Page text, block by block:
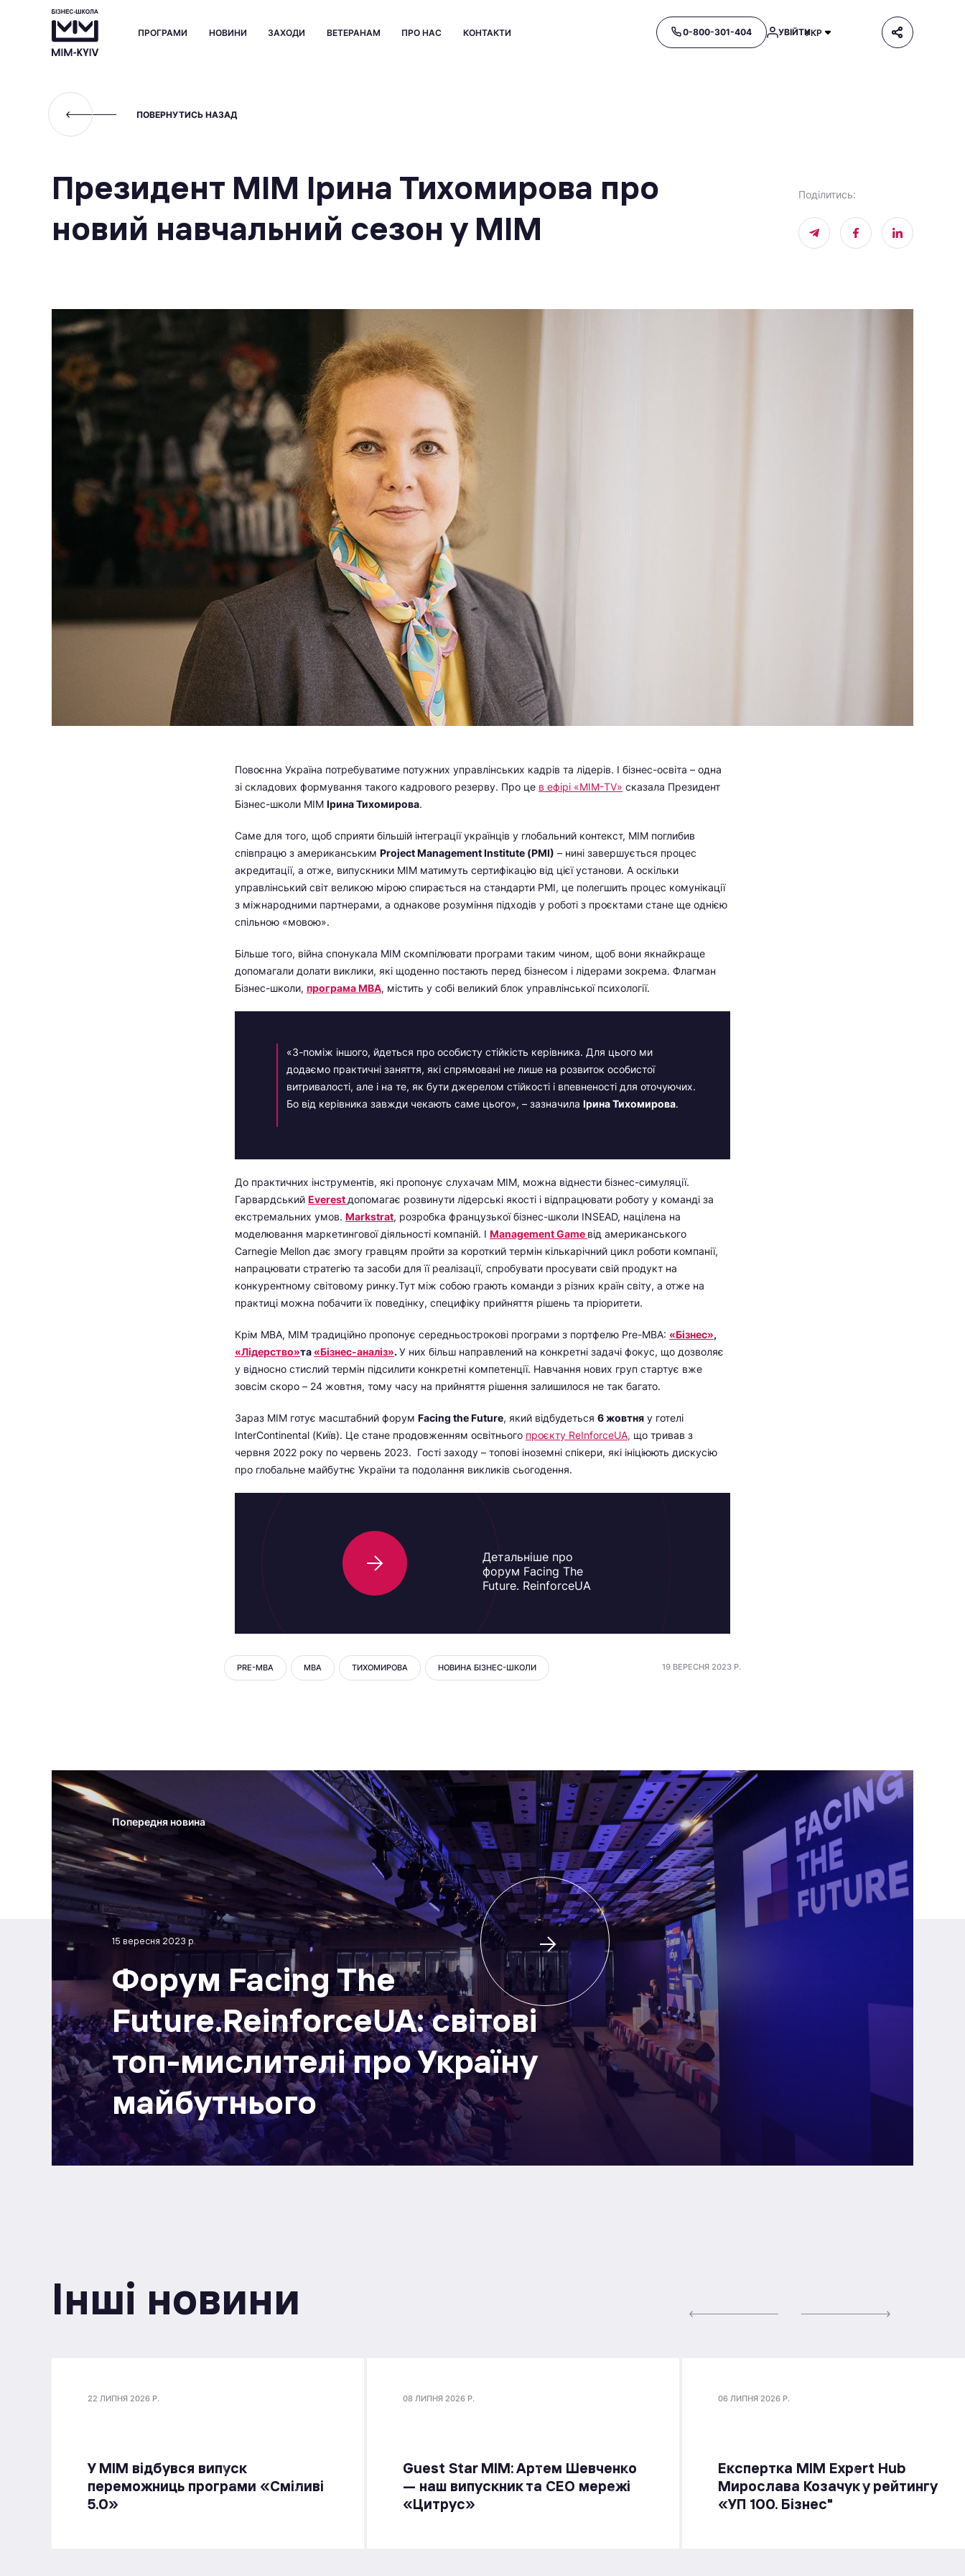
ПРОГРАМИ НОВИНИ ЗАХОДИ ВЕТЕРАНАМ ПРО НАС КОНТАКТИ 0-800-301-404 УВІЙТИУКР
ПОВЕРНУТИСЬ НАЗАД
Президент МІМ Ірина Тихомирова про
новий навчальний сезон у МІМ
Поділитись:
Повоєнна Україна потребуватиме потужних управлінських кадрів та лідерів. І бізнес-освіта – одна
зі складових формування такого кадрового резерву. Про це в ефірі «МІМ-TV» сказала Президент
Бізнес-школи МІМ Ірина Тихомирова.
Саме для того, щоб сприяти більшій інтеграції українців у глобальний контекст, МІМ поглибив
співпрацю з американським Project Management Institute (PMI) – нині завершується процес
акредитації, а отже, випускники МІМ матимуть сертифікацію від цієї установи. А оскільки
управлінський світ великою мірою спирається на стандарти РМІ, це полегшить процес комунікації
з міжнародними партнерами, а однакове розуміння підходів у роботі з проєктами стане ще однією
спільною «мовою».
Більше того, війна спонукала МІМ скомпілювати програми таким чином, щоб вони якнайкраще
допомагали долати виклики, які щоденно постають перед бізнесом і лідерами зокрема. Флагман
Бізнес-школи, програма МВА, містить у собі великий блок управлінської психології.
«З-поміж іншого, йдеться про особисту стійкість керівника. Для цього ми
додаємо практичні заняття, які спрямовані не лише на розвиток особистої
витривалості, але і на те, як бути джерелом стійкості і впевненості для оточуючих.
Бо від керівника завжди чекають саме цього», – зазначила Ірина Тихомирова.
До практичних інструментів, які пропонує слухачам МІМ, можна віднести бізнес-симуляції.
Гарвардський Everest допомагає розвинути лідерські якості і відпрацювати роботу у команді за
екстремальних умов. Markstrat, розробка французької бізнес-школи INSEAD, націлена на
моделювання маркетингової діяльності компаній. І Management Game від американського
Carnegie Mellon дає змогу гравцям пройти за короткий термін кількарічний цикл роботи компанії,
напрацювати стратегію та засоби для її реалізації, спробувати просувати свій продукт на
конкурентному світовому ринку.Тут між собою грають команди з різних країн світу, а отже на
практиці можна побачити їх поведінку, специфіку прийняття рішень та пріоритети.
Крім МВА, МІМ традиційно пропонує середньострокові програми з портфелю Pre-MBA: «Бізнес»,
«Лідерство»та «Бізнес-аналіз».У них більш направлений на конкретні задачі фокус, що дозволяє
у відносно стислий термін підсилити конкретні компетенції. Навчання нових груп стартує вже
зовсім скоро – 24 жовтня, тому часу на прийняття рішення залишилося не так багато.
Зараз МІМ готує масштабний форум Facing the Future, який відбудеться 6 жовтня у готелі
InterContinental (Київ). Це стане продовженням освітнього проєкту ReInforceUA, що тривав з
червня 2022 року по червень 2023. Гості заходу – топові іноземні спікери, які ініціюють дискусію
про глобальне майбутнє України та подолання викликів сьогодення.
Детальніше про
форум Facing The
Future. ReinforceUA
PRE-MBA MBA ТИХОМИРОВА НОВИНА БІЗНЕС-ШКОЛИ 19 ВЕРЕСНЯ 2023 Р.
Попередня новина
15 вересня 2023 р.
Форум Facing The
Future.ReіnforceUA: світові
топ-мислителі про Україну
майбутнього
Інші новини
22 ЛИПНЯ 2026 Р.
У МІМ відбувся випуск
переможниць програми «Сміливі
5.0»
08 ЛИПНЯ 2026 Р.
Guest Star МІМ: Артем Шевченко
— наш випускник та СЕО мережі
«Цитрус»
06 ЛИПНЯ 2026 Р.
Експертка MIM Expert Hub
Мирослава Козачук у рейтингу
«УП 100. Бізнес"